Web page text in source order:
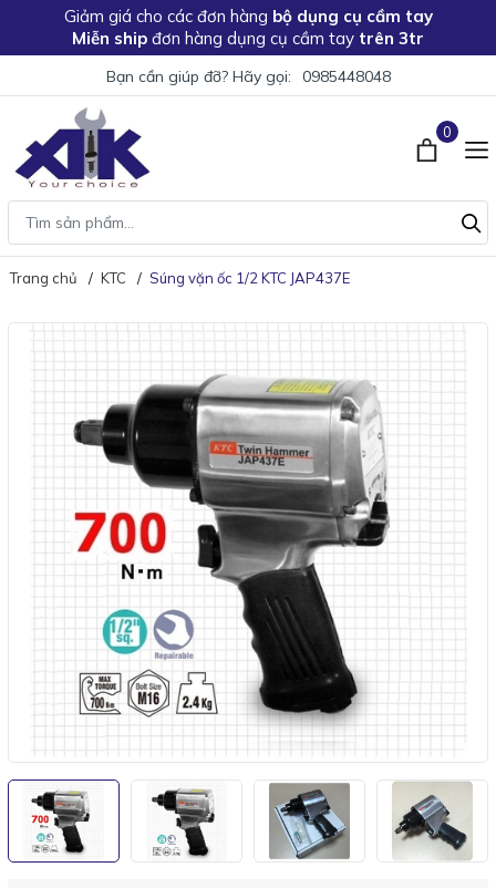
Giảm giá cho các đơn hàng bộ dụng cụ cầm tay
Miễn ship đơn hàng dụng cụ cầm tay trên 3tr
Bạn cần giúp đỡ? Hãy gọi: 0985448048
0
Trang chủ KTC Súng vặn ốc 1/2 KTC JAP437E